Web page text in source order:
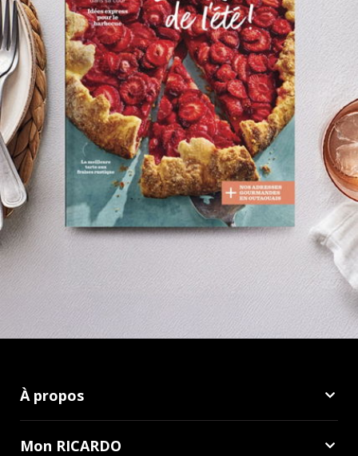
À propos
Mon RICARDO